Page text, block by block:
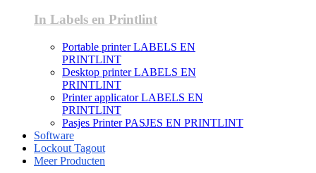
In Labels en Printlint
Portable printer LABELS EN
PRINTLINT
Desktop printer LABELS EN
PRINTLINT
Printer applicator LABELS EN
PRINTLINT
Pasjes Printer PASJES EN PRINTLINT
Software
Lockout Tagout
Meer Producten